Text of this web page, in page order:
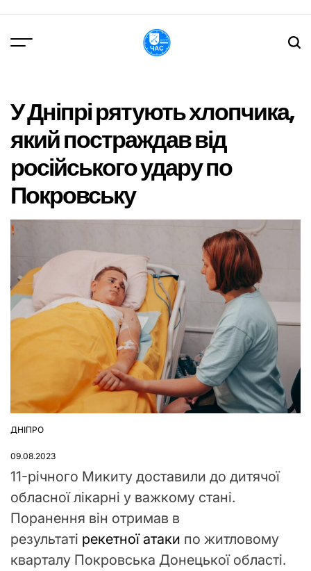
вмісту
У Дніпрі рятують хлопчика,
який постраждав від
російського удару по
Покровську
ОПУБЛІКУВАТИ
ДНІПРО
09.08.2023
11-річного Микиту доставили до дитячої
обласної лікарні у важкому стані.
Поранення він отримав в
результаті рекетної атаки по житловому
кварталу Покровська Донецької області.